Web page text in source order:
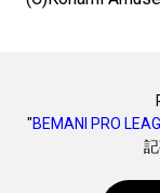
"BEMANI PRO